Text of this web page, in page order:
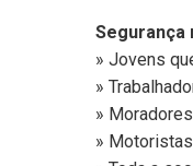
Segurança
» Jovens
»
»
»